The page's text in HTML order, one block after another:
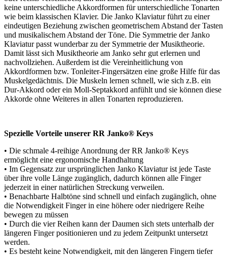
keine unterschiedliche Akkordformen für unterschiedliche Tonarten
wie beim klassischen Klavier. ‎Die Janko Klaviatur führt zu einer
eindeutigen Beziehung zwischen geometrischem Abstand der Tasten
und musikalischem Abstand der Töne. Die Symmetrie der Janko
Klaviatur passt wunderbar zu der Symmetrie der Musiktheorie.
Damit lässt sich Musiktheorie am Janko sehr gut erlernen und
nachvollziehen. ‎Außerdem ist die Vereinheitlichung von
Akkordformen bzw. Tonleiter-Fingersätzen eine große Hilfe für das
Muskelgedächtnis. Die Muskeln lernen schnell, wie sich z.B. ein
Dur-Akkord oder ein Moll-Septakkord anfühlt und sie können diese
Akkorde ohne Weiteres in allen Tonarten reproduzieren. ‎
Spezielle Vorteile unserer RR Janko® Keys
•⁠ ⁠Die schmale 4-reihige Anordnung der RR Janko® Keys
ermöglicht eine ergonomische Handhaltung
•⁠ Im Gegensatz zur ursprünglichen Janko Klaviatur ist jede Taste
über ihre volle Länge zugänglich, dadurch können alle Finger
jederzeit in einer natürlichen Streckung verweilen.
•⁠ Benachbarte Halbtöne sind schnell und einfach zugänglich, ohne
die Notwendigkeit Finger in eine höhere oder niedrigere Reihe
bewegen zu müssen
•⁠ ⁠Durch die vier Reihen kann der Daumen sich stets unterhalb der
längeren Finger positionieren und zu jedem Zeitpunkt untersetzt
werden.
•⁠ ⁠Es besteht keine Notwendigkeit, mit den längeren Fingern tiefer